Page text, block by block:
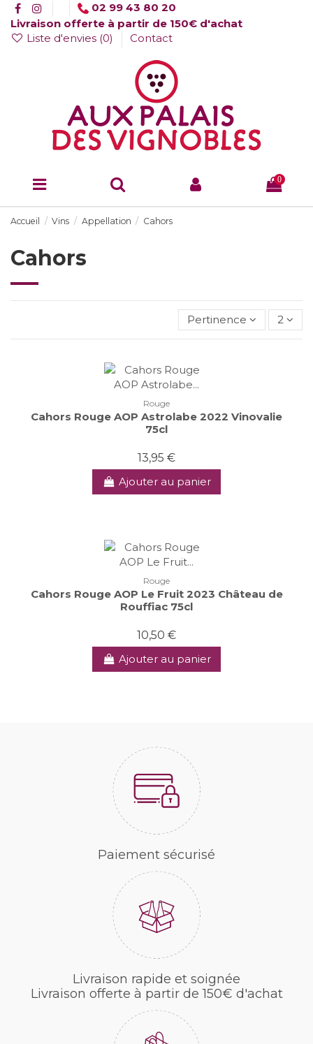
02 99 43 80 20
Livraison offerte à partir de 150€ d'achat
Liste d'envies (0) Contact
0
Accueil Vins Appellation Cahors
Cahors
Pertinence 2
Rouge
Cahors Rouge AOP Astrolabe 2022 Vinovalie
75cl
13,95 €
Ajouter au panier
Rouge
Cahors Rouge AOP Le Fruit 2023 Château de
Rouffiac 75cl
10,50 €
Ajouter au panier
Paiement sécurisé
Livraison rapide et soignée
Livraison offerte à partir de 150€ d'achat